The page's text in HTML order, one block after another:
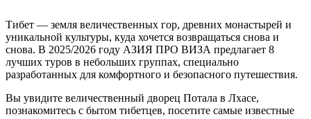
Тибет — земля величественных гор, древних монастырей и
уникальной культуры, куда хочется возвращаться снова и
снова. В 2025/2026 году АЗИЯ ПРО ВИЗА предлагает 8
лучших туров в небольших группах, специально
разработанных для комфортного и безопасного путешествия.
Вы увидите величественный дворец Потала в Лхасе,
познакомитесь с бытом тибетцев, посетите самые известные